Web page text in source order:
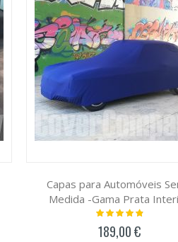
Capas para Automóveis
Medida -Gama Prata
Classificação:
189,00 €